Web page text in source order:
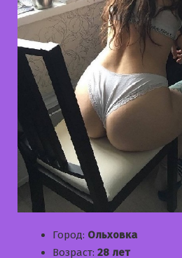
Город: Ольховка
Возраст: 28 лет